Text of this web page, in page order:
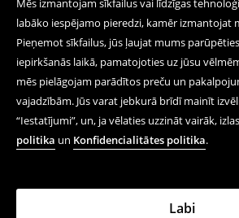
Mēs izmantojam sīkfailus vai līdzīgas
labāko iespējamo pieredzi, kamēr izmantojat
Pieņemot sīkfailus, jūs ļaujat mums
iepirkšanās laikā, pamatojoties uz jūsu
mēs pielāgojam parādītos preču un
vajadzībām. Jūs varat jebkurā brīdī mainīt
“Iestatījumi”, un, ja vēlaties uzzināt vairāk,
politika un Konfidencialitātes politika.
Labi